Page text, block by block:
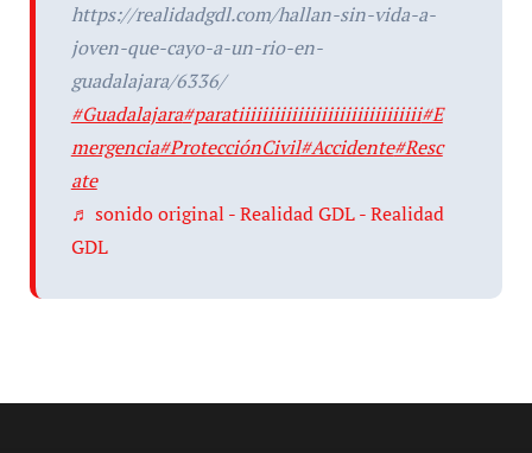
https://realidadgdl.com/hallan-sin-vida-a-
joven-que-cayo-a-un-rio-en-
guadalajara/6336/
#Guadalajara#paratiiiiiiiiiiiiiiiiiiiiiiiiiiiiiii#E
mergencia#ProtecciónCivil#Accidente#Resc
ate
♬ sonido original - Realidad GDL - Realidad
GDL